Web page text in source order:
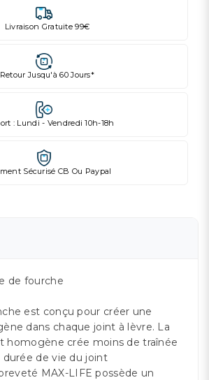
Livraison Gratuite 99€
Retour Jusqu'à 60 Jours*
: Lundi - Vendredi 10h-18h
Sécurisé CB Ou Paypal
de fourche
est conçu pour créer une
dans chaque joint à lèvre. La
homogène crée moins de traînée
de vie du joint
MAX-LIFE possède un